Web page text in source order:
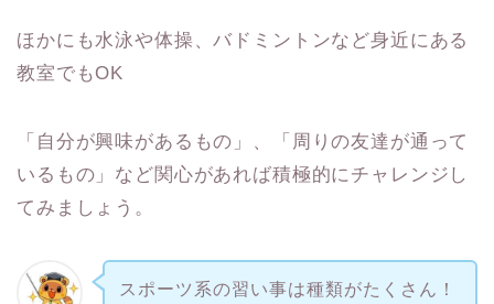
ほかにも水泳や体操、バドミントンなど身近にある
教室でもOK
「自分が興味があるもの」、「周りの友達が通って
いるもの」など関心があれば積極的にチャレンジし
てみましょう。
スポーツ系の習い事は種類がたくさん！